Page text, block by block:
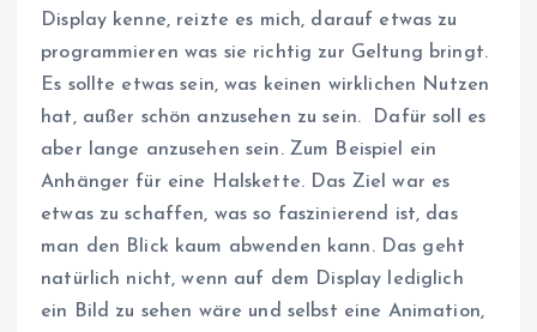
Display kenne, reizte es mich, darauf etwas zu
programmieren was sie richtig zur Geltung bringt.
Es sollte etwas sein, was keinen wirklichen Nutzen
hat, außer schön anzusehen zu sein. Dafür soll es
aber lange anzusehen sein. Zum Beispiel ein
Anhänger für eine Halskette. Das Ziel war es
etwas zu schaffen, was so faszinierend ist, das
man den Blick kaum abwenden kann. Das geht
natürlich nicht, wenn auf dem Display lediglich
ein Bild zu sehen wäre und selbst eine Animation,